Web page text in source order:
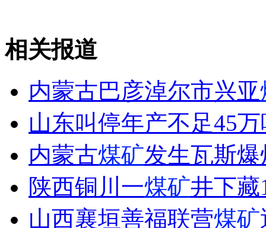
女孩北京地铁殴打老人 痛下狠手拳打脚踢
无痛分娩是否安全 医生回应
外交部：反对强权政治霸凌主义
相关报道
内蒙古巴彦淖尔市兴亚
山东叫停年产不足45
内蒙古煤矿发生瓦斯
陕西铜川一煤矿井下
山西襄垣善福联营煤矿